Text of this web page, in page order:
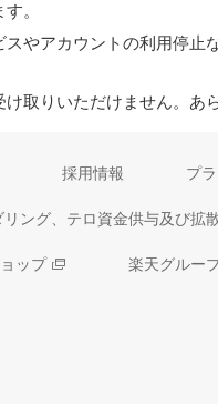
。
スやアカウントの利用停止
取りいただけません。あ
採用情報 プ
ング、テロ資金供与及び拡
ップ 楽天グルー